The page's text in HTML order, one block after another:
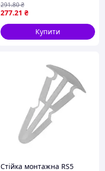
277.21 ₴
291.80₴
Купити
Стійка монтажна RS5